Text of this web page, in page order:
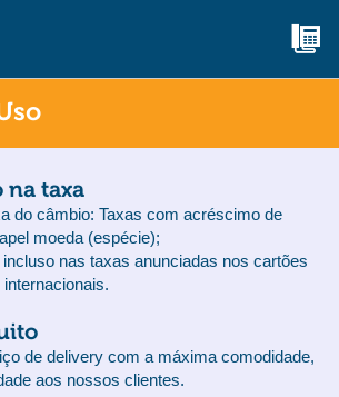
na taxa
do câmbio: Taxas com acréscimo de
moeda (espécie);
incluso nas taxas anunciadas nos cartões
de delivery com a máxima comodidade,
aos nossos clientes.